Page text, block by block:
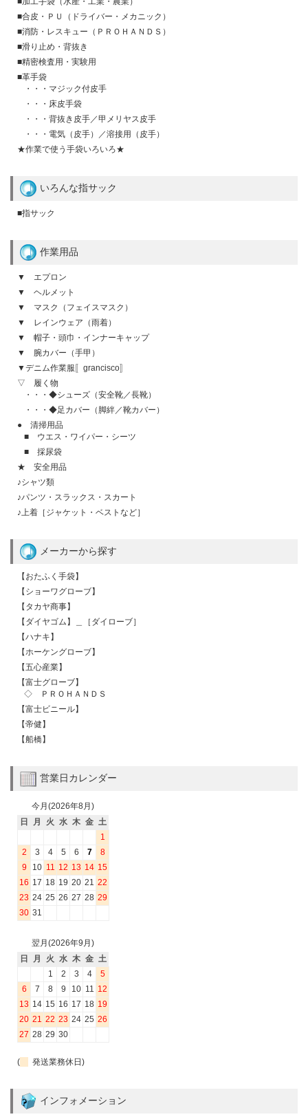
■合皮・ＰＵ（ドライバー・メカニック）
■消防・レスキュー（ＰＲＯＨＡＮＤＳ）
■滑り止め・背抜き
■精密検査用・実験用
■革手袋
・・・マジック付皮手
・・・床皮手袋
・・・背抜き皮手／甲メリヤス皮手
・・・電気（皮手）／溶接用（皮手）
★作業で使う手袋いろいろ★
いろんな指サック
■指サック
作業用品
▼ エプロン
▼ ヘルメット
▼ マスク（フェイスマスク）
▼ レインウェア（雨着）
▼ 帽子・頭巾・インナーキャップ
▼ 腕カバー（手甲）
▼デニム作業服〚grancisco〛
▽ 履く物
・・・◆シューズ（安全靴／長靴）
・・・◆足カバー（脚絆／靴カバー）
● 清掃用品
■ ウエス・ワイパー・シーツ
■ 採尿袋
★ 安全用品
♪シャツ類
♪パンツ・スラックス・スカート
♪上着［ジャケット・ベストなど］
メーカーから探す
【おたふく手袋】
【ショーワグローブ】
【タカヤ商事】
【ダイヤゴム】＿［ダイローブ］
【ハナキ】
【ホーケングローブ】
【五心産業】
【富士グローブ】
◇ ＰＲＯＨＡＮＤＳ
【富士ビニール】
【帝健】
【船橋】
営業日カレンダー
今月(2026年8月)
日
月 火 水 木 金 土
1
2
3 4 5 6 7
8
9
10 11 12 13 14 15
16 17 18 19 20 21 22
23 24 25 26 27 28 29
30 31
翌月(2026年9月)
日
月 火 水 木 金 土
1
2 3 4
5
6
7 8 9 10 11 12
13 14 15 16 17 18 19
20 21 22 23 24 25 26
27 28 29 30
( 発送業務休日)
インフォメーション